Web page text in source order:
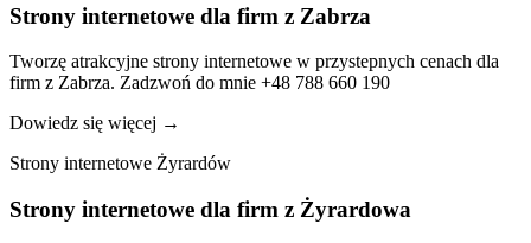
Strony internetowe dla firm z Zabrza
Tworzę atrakcyjne strony internetowe w przystepnych cenach dla
firm z Zabrza. Zadzwoń do mnie +48 788 660 190
Dowiedz się więcej →
Strony internetowe Żyrardów
Strony internetowe dla firm z Żyrardowa